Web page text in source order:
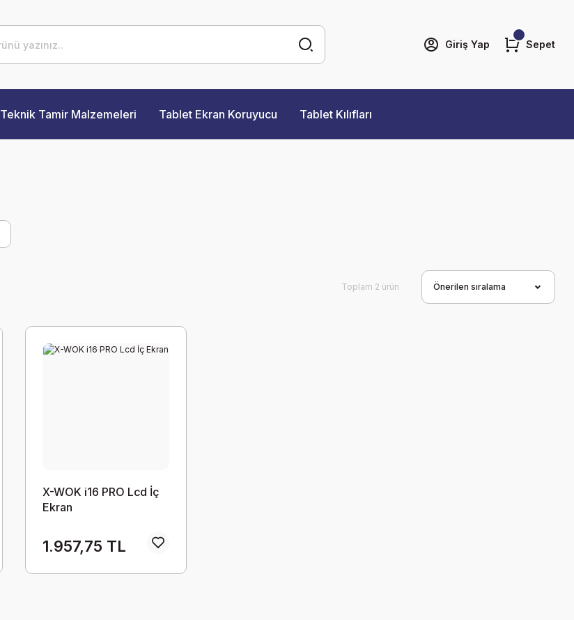
Giriş Yap Sepet
Teknik Tamir Malzemeleri Tablet Ekran Koruyucu Tablet Kılıfları
Toplam 2 ürün
X-WOK i16 PRO Lcd İç
Ekran
1.957,75 TL